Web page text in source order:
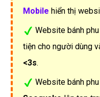
Mobile hiển thị
Website bánh
tiện cho người dùng
<3s.
Website bánh